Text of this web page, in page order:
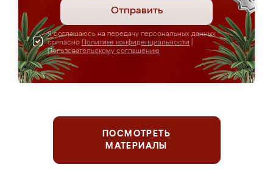
Отправить
Я соглашаюсь на передачу персональных данных
согласно Политике конфиденциальности
Пользовательскому соглашению
ПОСМОТРЕТЬ
МАТЕРИАЛЫ